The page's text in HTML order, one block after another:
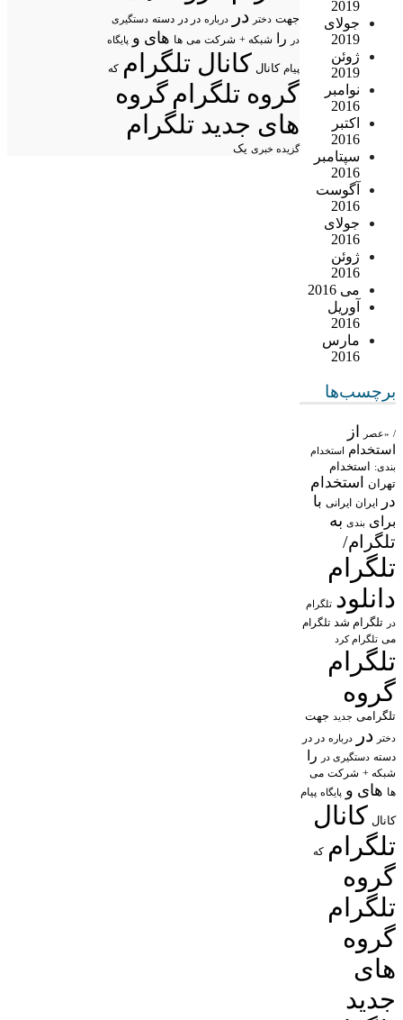
2019
جولای
2019
ژوئن
2019
نوامبر
2016
اکتبر
2016
سپتامبر
2016
آگوست
2016
جولای
2016
ژوئن
2016
می 2016
آوریل
2016
مارس
2016
برچسب‌ها
/ «عصر از
استخدام استخدام
بندی: استخدام
تهران
استخدام
در
ایران ایرانی با
برای بندی به
تلگرام/
تلگرام
دانلود تلگرام
در تلگرام شد تلگرام
می تلگرام کرد
تلگرام
گروه
تلگرامی جدید جهت
دختر در درباره در در
دسته دستگیری در را
شبکه + شرکت می
ها های و پایگاه پیام
کانال کانال
تلگرام که
گروه
تلگرام
گروه
های
جدید
جهت دختر در درباره در در دسته دستگیری
در
را شبکه + شرکت می ها های و پایگاه
پیام کانال کانال تلگرام که
گروه تلگرامگروه
های جدید تلگرام
گزیده خبری یک